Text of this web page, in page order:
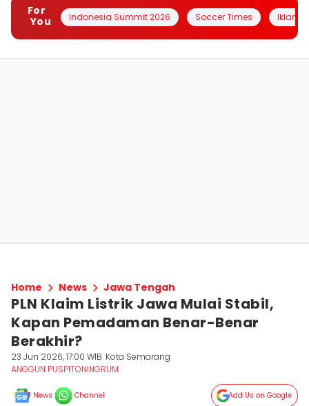
For
You
Indonesia Summit 2026 Soccer Times Iklanin
Home News Jawa Tengah
PLN Klaim Listrik Jawa Mulai Stabil,
Kapan Pemadaman Benar-Benar
Berakhir?
23 Jun 2026, 17:00 WIB Kota Semarang
ANGGUN PUSPITONINGRUM
News Channel Add Us on Google